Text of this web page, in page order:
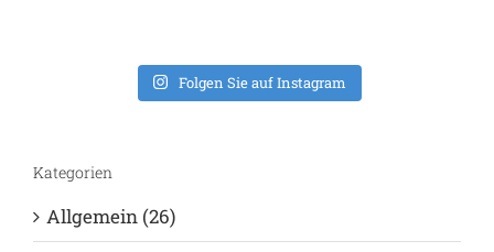
Folgen Sie auf Instagram
Kategorien
Allgemein (26)